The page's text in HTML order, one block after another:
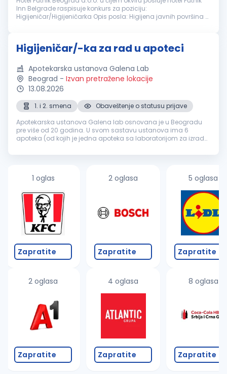
Inn Belgrade raspisuje konkurs za poziciju:
Higijeničar/Higijeničarka Opis posla: Higijena javnih površina u
Higijeničar/-ka za rad u apoteci
Apotekarska ustanova Galena Lab
Beograd - Izvan pretražene lokacije
13.08.2026
1. i 2. smena
Obaveštenje o statusu prijave
Apotekarska ustanova Galena lab osnovana je u Beogradu
pre više od 20 godina. U svom sastavu ustanova ima 6
apoteka (od kojih je jedna apoteka sa laboratorijom za izradu
laboratoriju za izradu i k...
1 oglas
Zapratite
2 oglasa
Zapratite
2 oglasa
Zapratite
4 oglasa
Zapratite
5 oglasa
Zapratite
8 oglasa
Zapratite